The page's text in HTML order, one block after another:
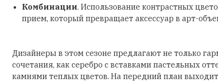
Комбинации. Использование контрастных
прием, который превращает аксессуар в арт-
Дизайнеры в этом сезоне предлагают не только
сочетания, как серебро с вставками пастельных
камнями теплых цветов. На передний план